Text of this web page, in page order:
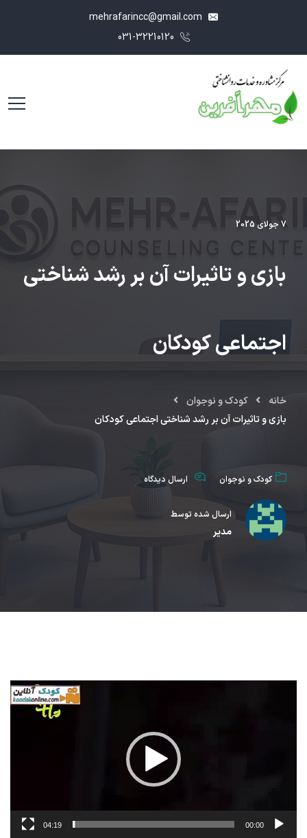
7 جولای 2025
بازی و تاثیرات آن بر رشد شناختی
اجتماعی کودکان
خانه
کودک و نوجوان
بازی و تاثیرات آن بر رشد شناختی اجتماعی کودکان
کودک و نوجوان ارسال دیدگاه
ارسال شده توسط
مدیر
00:00
04:19